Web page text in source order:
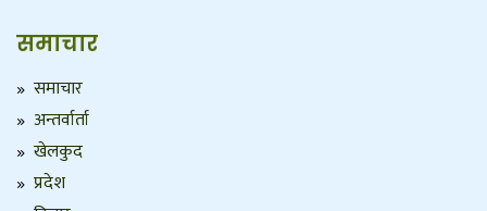
समाचार
समाचार
अन्तर्वार्ता
खेलकुद
प्रदेश